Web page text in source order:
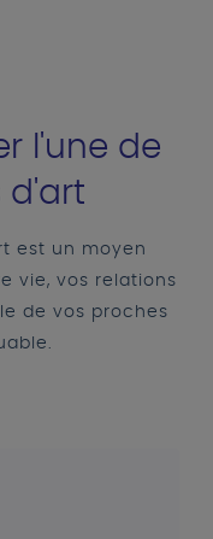
l'une de
d'art
est un moyen
vie, vos relations
de vos proches